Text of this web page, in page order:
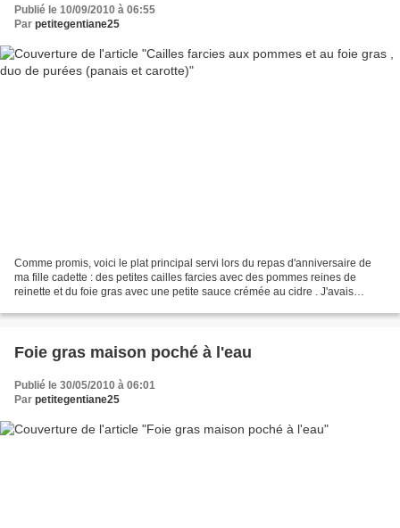
Publié le 10/09/2010 à 06:55
Par petitegentiane25
Comme promis, voici le plat principal servi lors du repas d'anniversaire de
ma fille cadette : des petites cailles farcies avec des pommes reines de
reinette et du foie gras avec une petite sauce crémée au cidre . J'avais
Foie gras maison poché à l'eau
Publié le 30/05/2010 à 06:01
Par petitegentiane25